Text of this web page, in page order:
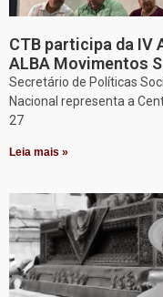
CTB participa da IV
ALBA Movimentos
Secretário de Políticas
Nacional representa a
27
Leia mais »